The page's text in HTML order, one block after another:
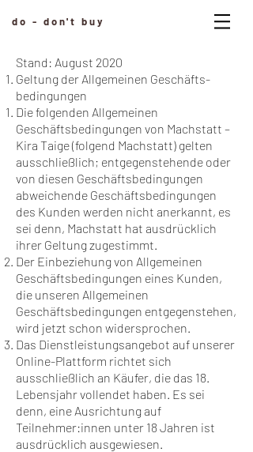
do - don't buy
Stand: August 2020
Geltung der Allgemeinen Geschäfts­
bedingungen
Die folgenden Allgemeinen
Geschäftsbedingungen von Machstatt –
Kira Taige (folgend Machstatt) gelten
ausschließlich; entgegenstehende oder
von diesen Geschäftsbedingungen
abweichende Geschäftsbedingungen
des Kunden werden nicht anerkannt, es
sei denn, Machstatt hat ausdrücklich
ihrer Geltung zugestimmt.
Der Einbeziehung von Allgemeinen
Geschäftsbedingungen eines Kunden,
die unseren Allgemeinen
Geschäftsbedingungen entgegenstehen,
wird jetzt schon widersprochen.
Das Dienstleistungsangebot auf unserer
Online-Plattform richtet sich
ausschließlich an Käufer, die das 18.
Lebensjahr vollendet haben. Es sei
denn, eine Ausrichtung auf
Teilnehmer:innen unter 18 Jahren ist
ausdrücklich ausgewiesen.